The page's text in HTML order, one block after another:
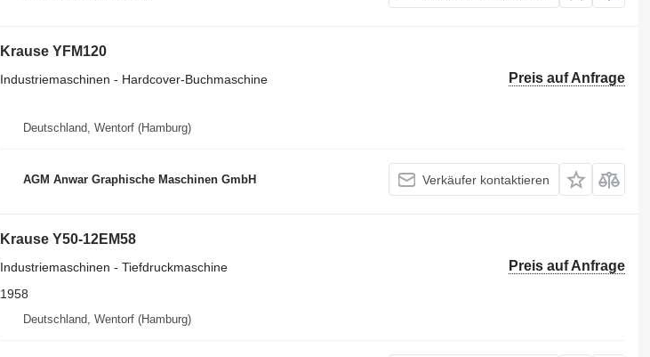
Krause YFM120
Preis auf Anfrage
Industriemaschinen - Hardcover-Buchmaschine
Deutschland, Wentorf (Hamburg)
AGM Anwar Graphische Maschinen GmbH Verkäufer kontaktieren
Krause Y50-12EM58
Preis auf Anfrage
Industriemaschinen - Tiefdruckmaschine
1958
Deutschland, Wentorf (Hamburg)